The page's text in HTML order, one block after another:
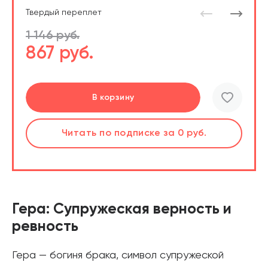
Твердый переплет
1 146 руб.
867 руб.
В корзину
В корзине
Читать по подписке за 0 руб.
Перейти
Читать по подписке за 0 руб.
Гера: Супружеская верность и
ревность
Гера — богиня брака, символ супружеской